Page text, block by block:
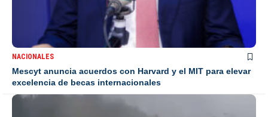
NACIONALES
Mescyt anuncia acuerdos con Harvard y el MIT para elevar
excelencia de becas internacionales